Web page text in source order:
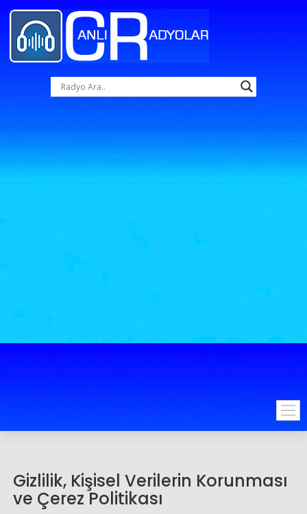
Gizlilik, Kişisel Verilerin Korunması
ve Çerez Politikası